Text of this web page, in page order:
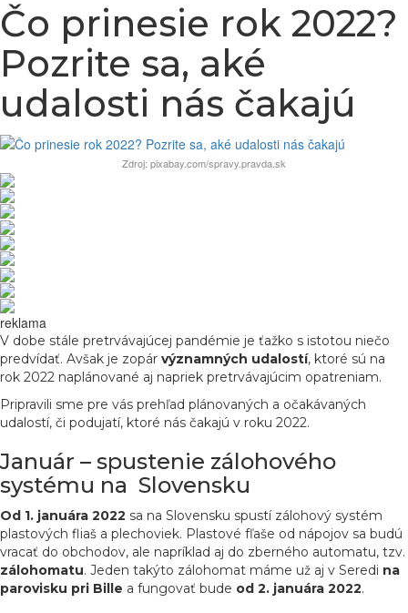
Čo prinesie rok 2022?
Pozrite sa, aké
udalosti nás čakajú
Zdroj: pixabay.com/spravy.pravda.sk
reklama
V dobe stále pretrvávajúcej pandémie je ťažko s istotou niečo
predvídať. Avšak je zopár významných udalostí, ktoré sú na
rok 2022 naplánované aj napriek pretrvávajúcim opatreniam.
Pripravili sme pre vás prehľad plánovaných a očakávaných
udalostí, či podujatí, ktoré nás čakajú v roku 2022.
Január – spustenie zálohového
systému na Slovensku
Od 1. januára 2022 sa na Slovensku spustí zálohový systém
plastových fliaš a plechoviek. Plastové fľaše od nápojov sa budú
vracať do obchodov, ale napríklad aj do zberného automatu, tzv.
zálohomatu. Jeden takýto zálohomat máme už aj v Seredi na
parovisku pri Bille a fungovať bude od 2. januára 2022.